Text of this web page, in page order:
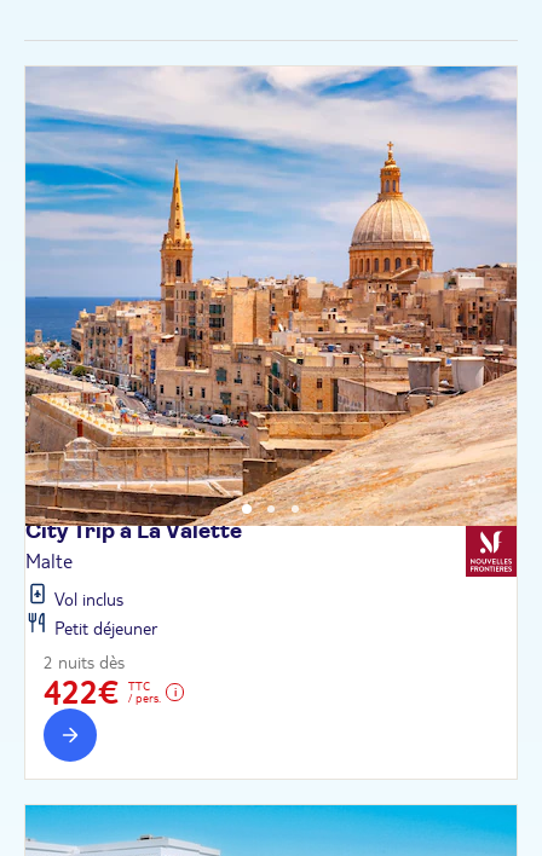
City Trip à LaValette
Malte
Vol inclus
Petit déjeuner
2 nuits dès
422€
TTC
/ pers.